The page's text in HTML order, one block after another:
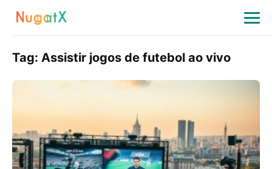
Tag: Assistir jogos de futebol ao vivo